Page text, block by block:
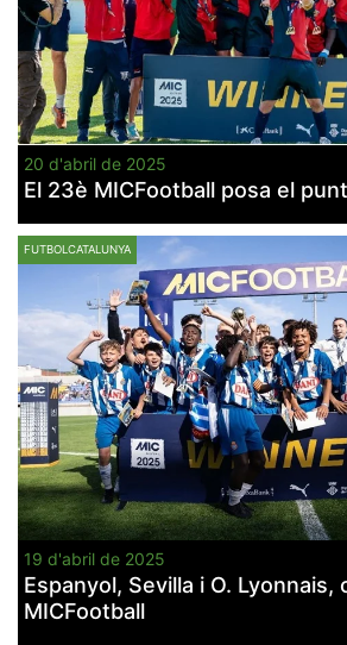
20 d'abril de 2025
El 23è MICFootball posa el
FUTBOLCATALUNYA
19 d'abril de 2025
Espanyol, Sevilla i O. Lyonnais,
MICFootball